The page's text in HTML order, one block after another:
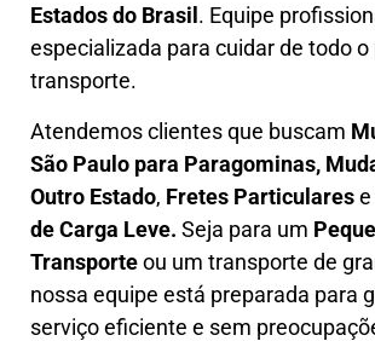
Estados do Brasil . Equipe
especializada para cuidar de todo
transporte.
Atendemos clientes que buscam M
São Paulo para Paragominas, M
Outro Estado, Fretes Particularese
de Carga Leve. Seja para um
Transporteou um transporte de
nossa equipe está preparada para
serviço eficiente e sem